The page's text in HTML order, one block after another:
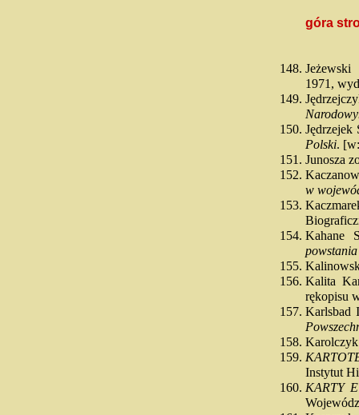
góra
Jeżewski
1971,
Jędrzejek
Polski.
Junosza
w
Kahane
Kalita
rękopisu
Karlsbad
Karolczyk
Instytut
KARTY